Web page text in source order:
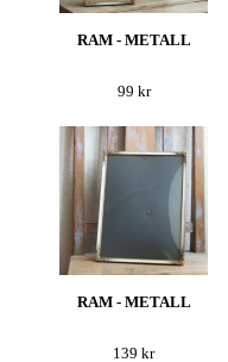
RAM - METALL
99 kr
RAM - METALL
139 kr